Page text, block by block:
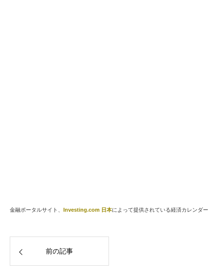
金融ポータルサイト、 Investing.com 日本によって提供されている経済カレンダー
前の記事